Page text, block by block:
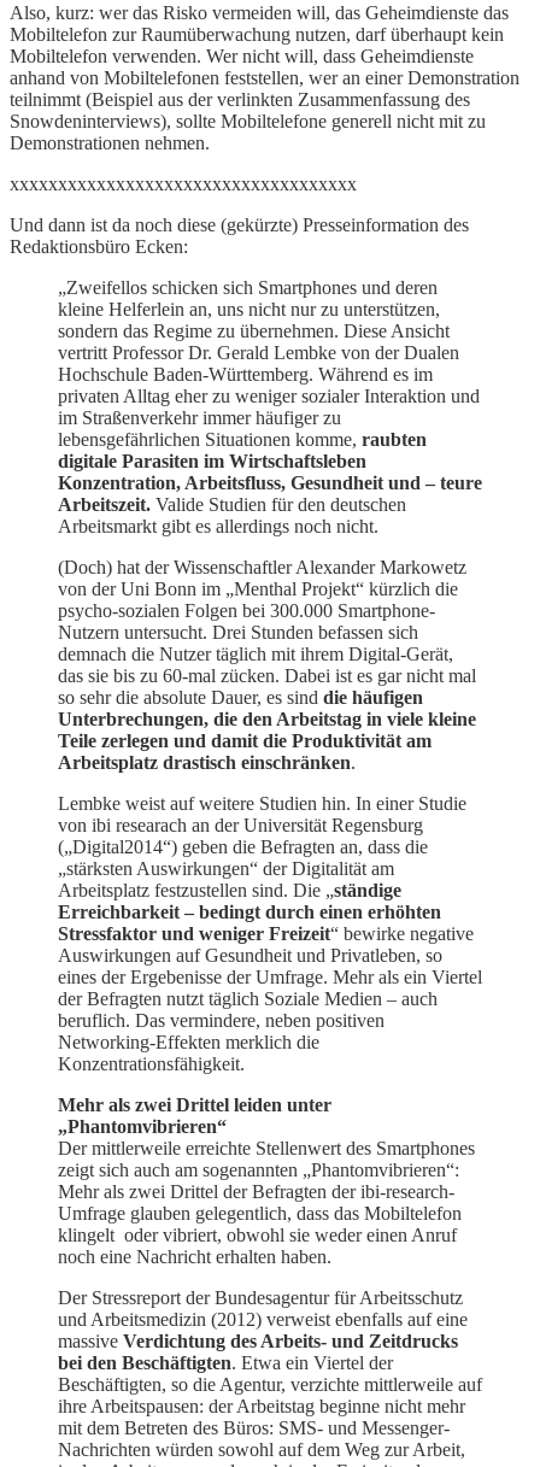
Also, kurz: wer das Risko vermeiden will, das Geheimdienste das
Mobiltelefon zur Raumüberwachung nutzen, darf überhaupt kein
Mobiltelefon verwenden. Wer nicht will, dass Geheimdienste
anhand von Mobiltelefonen feststellen, wer an einer Demonstration
teilnimmt (Beispiel aus der verlinkten Zusammenfassung des
Snowdeninterviews), sollte Mobiltelefone generell nicht mit zu
Demonstrationen nehmen.
xxxxxxxxxxxxxxxxxxxxxxxxxxxxxxxxxxxx
Und dann ist da noch diese (gekürzte) Presseinformation des
Redaktionsbüro Ecken:
„Zweifellos schicken sich Smartphones und deren
kleine Helferlein an, uns nicht nur zu unterstützen,
sondern das Regime zu übernehmen. Diese Ansicht
vertritt Professor Dr. Gerald Lembke von der Dualen
Hochschule Baden-Württemberg. Während es im
privaten Alltag eher zu weniger sozialer Interaktion und
im Straßenverkehr immer häufiger zu
lebensgefährlichen Situationen komme, raubten
digitale Parasiten im Wirtschaftsleben
Konzentration, Arbeitsfluss, Gesundheit und – teure
Arbeitszeit. Valide Studien für den deutschen
Arbeitsmarkt gibt es allerdings noch nicht.
(Doch) hat der Wissenschaftler Alexander Markowetz
von der Uni Bonn im „Menthal Projekt“ kürzlich die
psycho-sozialen Folgen bei 300.000 Smartphone-
Nutzern untersucht. Drei Stunden befassen sich
demnach die Nutzer täglich mit ihrem Digital-Gerät,
das sie bis zu 60-mal zücken. Dabei ist es gar nicht mal
so sehr die absolute Dauer, es sind die häufigen
Unterbrechungen, die den Arbeitstag in viele kleine
Teile zerlegen und damit die Produktivität am
Arbeitsplatz drastisch einschränken.
Lembke weist auf weitere Studien hin. In einer Studie
von ibi researach an der Universität Regensburg
(„Digital2014“) geben die Befragten an, dass die
„stärksten Auswirkungen“ der Digitalität am
Arbeitsplatz festzustellen sind. Die „ständige
Erreichbarkeit – bedingt durch einen erhöhten
Stressfaktor und weniger Freizeit“ bewirke negative
Auswirkungen auf Gesundheit und Privatleben, so
eines der Ergebenisse der Umfrage. Mehr als ein Viertel
der Befragten nutzt täglich Soziale Medien – auch
beruflich. Das vermindere, neben positiven
Networking-Effekten merklich die
Konzentrationsfähigkeit.
Mehr als zwei Drittel leiden unter
„Phantomvibrieren“
Der mittlerweile erreichte Stellenwert des Smartphones
zeigt sich auch am sogenannten „Phantomvibrieren“:
Mehr als zwei Drittel der Befragten der ibi-research-
Umfrage glauben gelegentlich, dass das Mobiltelefon
klingelt oder vibriert, obwohl sie weder einen Anruf
noch eine Nachricht erhalten haben.
Der Stressreport der Bundesagentur für Arbeitsschutz
und Arbeitsmedizin (2012) verweist ebenfalls auf eine
massive Verdichtung des Arbeits- und Zeitdrucks
bei den Beschäftigten. Etwa ein Viertel der
Beschäftigten, so die Agentur, verzichte mittlerweile auf
ihre Arbeitspausen: der Arbeitstag beginne nicht mehr
mit dem Betreten des Büros: SMS- und Messenger-
Nachrichten würden sowohl auf dem Weg zur Arbeit,